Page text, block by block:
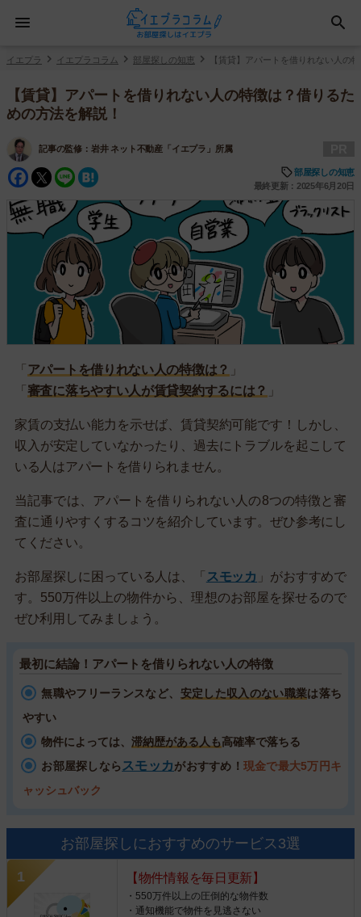
イエプラ イエプラコラム 部屋探しの知恵 【賃貸】アパートを借りれない人の
【賃貸】アパートを借りれない人の特徴は？借りるた
めの方法を解説！
記事の監修： 岩井 ネット不動産「イエプラ」所属
Facebook
Twitter
Line
部屋探しの知恵
最終更新：2025年6月20日
「 アパートを借りれない人の特徴は？ 」
「 審査に落ちやすい人が賃貸契約するには？ 」
家賃の支払い能力を示せば、賃貸契約可能です！しかし、
収入が安定していなかったり、過去にトラブルを起こして
いる人はアパートを借りられません。
当記事では、アパートを借りられない人の8つの特徴と審
査に通りやすくするコツを紹介しています。ぜひ参考にし
てください。
お部屋探しに困っている人は、「 スモッカ 」がおすすめで
す。550万件以上の物件から、理想のお部屋を探せるので
ぜひ利用してみましょう。
最初に結論！アパートを借りられない人の特徴
無職やフリーランスなど、 安定した収入のない職業は落ち
やすい
物件によっては、 滞納歴がある人も高確率で落ちる
お部屋探しなら スモッカがおすすめ！ 現金で最大5万円キ
ャッシュバック
お部屋探しにおすすめのサービス3選
【物件情報を毎日更新】
・550万件以上の圧倒的な物件数
・通知機能で物件を見逃さない